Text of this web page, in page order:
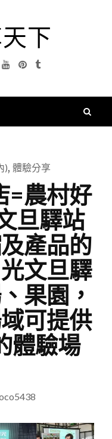
下
YouTubePinterest
Tumblr
), 體驗分享
=農村好
旦驛站
產品的
文旦驛
果園，
可提供
體驗場